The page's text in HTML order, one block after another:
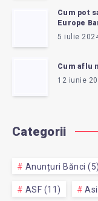
Cum pot
Europe
5 iulie
Cum aflu
12 iunie
Categorii
Anunțuri Bănci (5)
ASF (11)